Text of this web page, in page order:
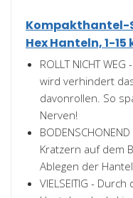
Kompakthantel-
Hex Hanteln, 1-15
ROLLT NICHT
wird verhindert
davonrollen. So
Nerven!
Kratzern auf dem
Ablegen der
VIELSEITIG -